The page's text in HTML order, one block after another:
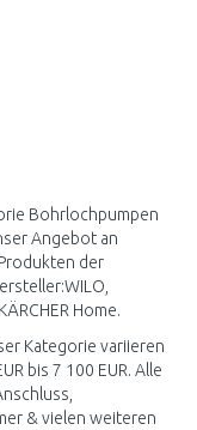
Bohrlochpumpen
Angebot an
der
Home.
Kategorie variieren
bis 7 100 EUR. Alle
& vielen weiteren